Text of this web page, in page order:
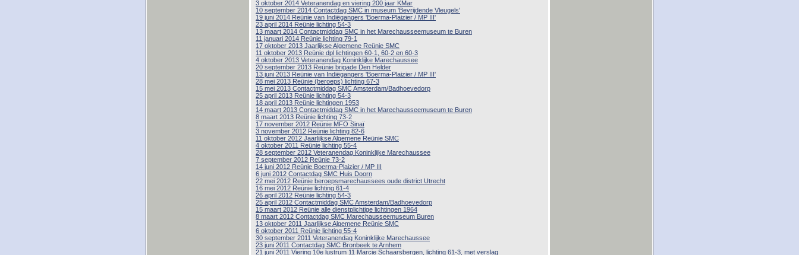
3 oktober 2014 Veteranendag en viering 200 jaar KMar
10 september 2014 Contactdag SMC in museum 'Bevrijdende Vleugels'
19 juni 2014 Reünie van Indiëgangers 'Boerma-Plaizier / MP III'
23 april 2014 Reünie lichting 54-3
13 maart 2014 Contactmiddag SMC in het Marechausseemuseum te Buren
11 januari 2014 Reünie lichting 79-1
17 oktober 2013 Jaarlijkse Algemene Reünie SMC
11 oktober 2013 Reünie dpl lichtingen 60-1, 60-2 en 60-3
4 oktober 2013 Veteranendag Koninklijke Marechaussee
20 september 2013 Reünie brigade Den Helder
13 juni 2013 Reünie van Indiëgangers 'Boerma-Plaizier / MP III'
28 mei 2013 Reünie (beroeps) lichting 67-3
15 mei 2013 Contactmiddag SMC Amsterdam/Badhoevedorp
25 april 2013 Reünie lichting 54-3
18 april 2013 Reünie lichtingen 1953
14 maart 2013 Contactmiddag SMC in het Marechausseemuseum te Buren
8 maart 2013 Reünie lichting 73-2
17 november 2012 Reünie MFO Sinaï
3 november 2012 Reünie lichting 82-6
11 oktober 2012 Jaarlijkse Algemene Reünie SMC
4 oktober 2011 Reünie lichting 55-4
28 september 2012 Veteranendag Koninklijke Marechaussee
7 september 2012 Reünie 73-2
14 juni 2012 Reünie Boerma-Plaizier / MP III
6 juni 2012 Contactdag SMC Huis Doorn
22 mei 2012 Reünie beroepsmarechaussees oude district Utrecht
16 mei 2012 Reünie lichting 61-4
26 april 2012 Reünie lichting 54-3
25 april 2012 Contactmiddag SMC Amsterdam/Badhoevedorp
15 maart 2012 Reünie alle dienstplichtige lichtingen 1964
8 maart 2012 Contactdag SMC Marechausseemuseum Buren
13 oktober 2011 Jaarlijkse Algemene Reünie SMC
6 oktober 2011 Reünie lichting 55-4
30 september 2011 Veteranendag Koninklijke Marechaussee
23 juni 2011 Contactdag SMC Bronbeek te Arnhem
21 juni 2011 Viering 10e lustrum 11 Marcie Schaarsbergen, lichting 61-3, met verslag